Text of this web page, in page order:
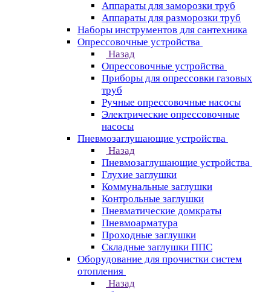
Аппараты для заморозки труб
Аппараты для разморозки труб
Наборы инструментов для сантехника
Опрессовочные устройства
Назад
Опрессовочные устройства
Приборы для опрессовки газовых
труб
Ручные опрессовочные насосы
Электрические опрессовочные
насосы
Пневмозаглушающие устройства
Назад
Пневмозаглушающие устройства
Глухие заглушки
Коммунальные заглушки
Контрольные заглушки
Пневматические домкраты
Пневмоарматура
Проходные заглушки
Складные заглушки ППС
Оборудование для прочистки систем
отопления
Назад